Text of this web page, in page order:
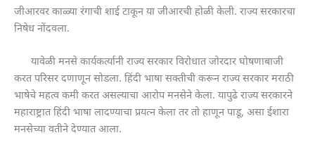
जीआरवर काळ्या रंगाची शाई टाकून या जीआरची होळी केली. राज्य सरकारचा
निषेध नोंदवला.
यावेळी मनसे कार्यकर्त्यानी राज्य सरकार विरोधात जोरदार घोषणाबाजी
करत परिसर दणाणून सोडला. हिंदी भाषा सक्तीची करून राज्य सरकार मराठी
भाषेचे महत्व कमी करत असल्याचा आरोप मनसेने केला. यापुढे राज्य सरकारने
महाराष्ट्रात हिंदी भाषा लादण्याचा प्रयत्न केला तर तो हाणून पाडू, असा ईशारा
मनसेच्या वतीने देण्यात आला.